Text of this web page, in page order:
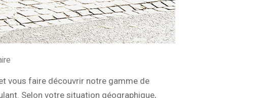
vous faire découvrir notre gamme de
Selon votre situation géographique,